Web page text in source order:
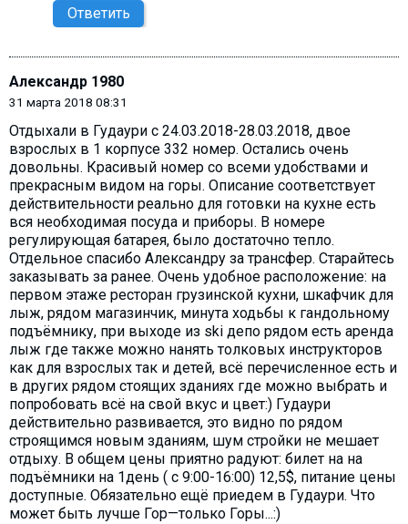
Ответить
Александр 1980
31 марта 2018 08:31
Отдыхали в Гудаури с 24.03.2018-28.03.2018, двое
взрослых в 1 корпусе 332 номер. Остались очень
довольны. Красивый номер со всеми удобствами и
прекрасным видом на горы. Описание соответствует
действительности реально для готовки на кухне есть
вся необходимая посуда и приборы. В номере
регулирующая батарея, было достаточно тепло.
Отдельное спасибо Александру за трансфер. Старайтесь
заказывать за ранее. Очень удобное расположение: на
первом этаже ресторан грузинской кухни, шкафчик для
лыж, рядом магазинчик, минута ходьбы к гандольному
подъёмнику, при выходе из ski депо рядом есть аренда
лыж где также можно нанять толковых инструкторов
как для взрослых так и детей, всё перечисленное есть и
в других рядом стоящих зданиях где можно выбрать и
попробовать всё на свой вкус и цвет:) Гудаури
действительно развивается, это видно по рядом
строящимся новым зданиям, шум стройки не мешает
отдыху. В общем цены приятно радуют: билет на на
подъёмники на 1день ( с 9:00-16:00) 12,5$, питание цены
доступные. Обязательно ещё приедем в Гудаури. Что
может быть лучше Гор—только Горы...:)